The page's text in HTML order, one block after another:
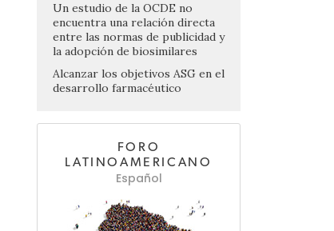
Un estudio de la OCDE no
encuentra una relación directa
entre las normas de publicidad y
la adopción de biosimilares
Alcanzar los objetivos ASG en el
desarrollo farmacéutico
FORO
LATINOAMERICANO
Español